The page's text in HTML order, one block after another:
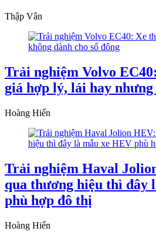
Thập Vân
Trải nghiệm Volvo
giá hợp lý, lái hay nhưng
Hoàng Hiển
Trải nghiệm Haval
qua thương hiệu thì đây
phù hợp đô thị
Hoàng Hiển